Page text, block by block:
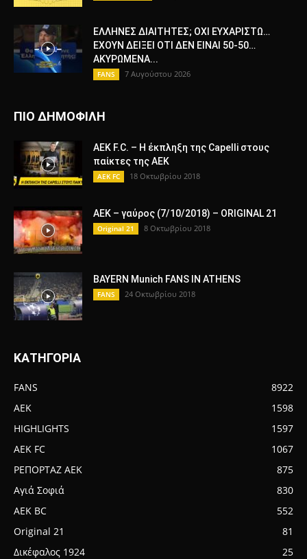
ΕΛΛΗΝΕΣ ΔΙΑΙΤΗΤΕΣ; ΟΧΙ ΕΥΧΑΡΙΣΤΩ…
ΕΧΟΥΝ ΔΕΙΞΕΙ ΟΤΙ ΔΕΝ ΕΙΝΑΙ 50-50…
ΑΚΥΡΩΜΕΝΑ...
FANS 7 Αυγούστου 2026
ΠΙΟ ΔΗΜΟΦΙΛΗ
AEK F.C. – Η έκπληξη της Capelli στους
παίκτες της ΑΕΚ
AEK FC 18 Οκτωβρίου 2018
ΑΕΚ – γαύρος (7/10/2018) – ORIGINAL 21
Original 21 8 Οκτωβρίου 2018
BAYERN Munich FANS IN ATHENS
FANS 24 Οκτωβρίου 2018
ΚΑΤΗΓΟΡΙΑ
FANS
8922
AEK
1598
HIGHLIGHTS
1597
AEK FC
1067
ΡΕΠΟΡΤΑΖ ΑΕΚ
875
Αγιά Σοφιά
830
AEK BC
552
Original 21
81
Δικέφαλος 1924
25